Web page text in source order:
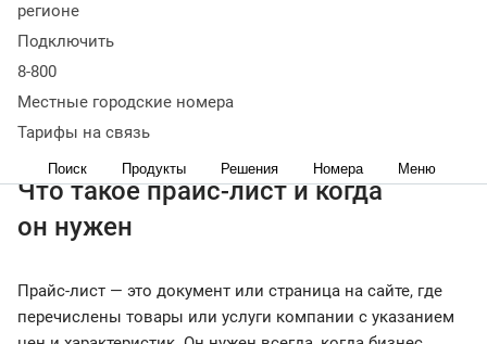
регионе
Подключить
8-800
Местные городские номера
Тарифы на связь
Поиск Продукты Решения Номера Меню
Прайс-лист — это инструмент продаж, который либо
помогает клиенту быстро принять решение, либо
заставляет его закрыть страницу и уйти к конкурентам.
работает на результат.
Что такое прайс-лист и когда
он нужен
Прайс-лист — это документ или страница на сайте, где
перечислены товары или услуги компании с указанием